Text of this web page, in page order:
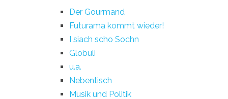
Der Gourmand
Futurama kommt wieder!
I siach scho Sochn
Globuli
u.a.
Nebentisch
Musik und Politik